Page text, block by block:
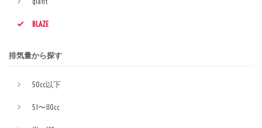
BLAZE
排気量から探す
50cc以下
51〜110cc